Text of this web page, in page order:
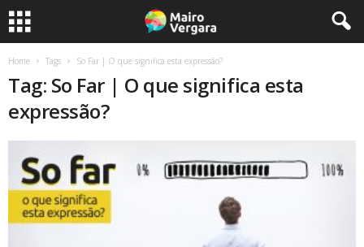
Home Tags So Far | O que significa esta expressão?
Tag: So Far | O que significa esta
expressão?